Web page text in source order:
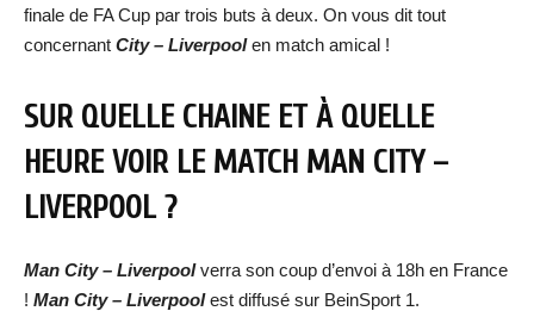
finale de FA Cup par trois buts à deux. On vous dit tout
concernant City – Liverpool en match amical !
SUR QUELLE CHAINE ET À QUELLE
HEURE VOIR LE MATCH MAN CITY –
LIVERPOOL?
Man City – Liverpool verra son coup d’envoi à 18h en France
! Man City – Liverpoolest diffusé sur BeinSport 1.